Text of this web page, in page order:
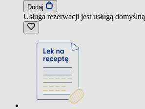
Dodaj
Usługa rezerwacji jest usługą domyślną